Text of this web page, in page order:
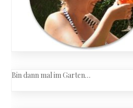
Bin dann mal im Garten…